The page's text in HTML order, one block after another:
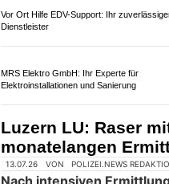
Weiterlesen
Vor Ort Hilfe EDV-Support: Ihr zuverlässiger
MRS Elektro GmbH: Ihr Experte für
Elektroinstallationen und Sanierung